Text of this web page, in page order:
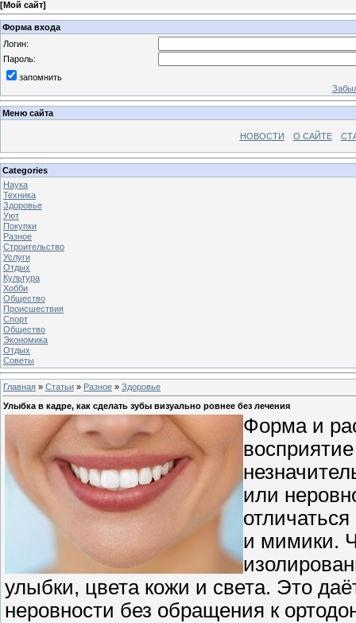
[Мой сайт]
Форма входа
Логин:
Пароль:
запомнить
Меню сайта
НОВОСТИ О САЙТЕ
Categories
Наука
Техника
Здоровье
Уют
Покупки
Разное
Строительство
Услуги
Отдых
Культура
Хобби
Общество
Происшествия
Спорт
Общество
Экономика
Отдых
Советы
Главная » Статьи » Разное » Здоровье
Улыбка в кадре, как сделать зубы визуально ровнее без лечения
Форма и
или
и мимики.
улыбки, цвета кожи и света. Это
неровности без обращения к